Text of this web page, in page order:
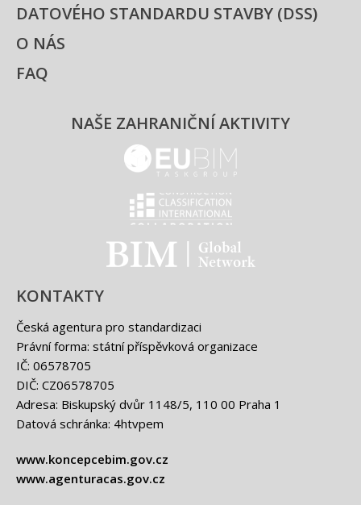
KONTAKTY
Česká agentura pro standardizaci
Právní forma: státní příspěvková organizace
IČ: 06578705
DIČ: CZ06578705
Adresa: Biskupský dvůr 1148/5, 110 00 Praha 1
Datová schránka: 4htvpem
www.koncepcebim.gov.cz
www.agenturacas.gov.cz
DATOVÉHO STANDARDU STAVBY (DSS)
O NÁS
FAQ
NAŠE ZAHRANIČNÍ AKTIVITY
EUBIM - logo
Classification international -
BIM - logo